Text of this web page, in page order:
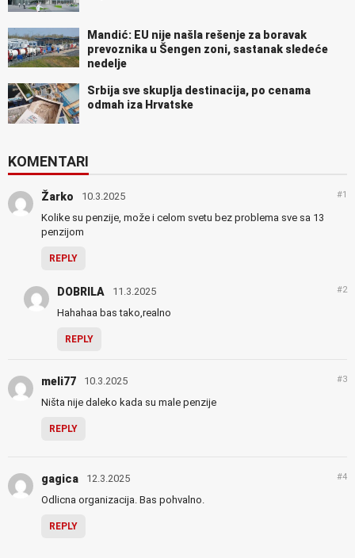
Mandić: EU nije našla rešenje za boravak
prevoznika u Šengen zoni, sastanak sledeće
nedelje
Srbija sve skuplja destinacija, po cenama
odmah iza Hrvatske
KOMENTARI
Žarko 10.3.2025 #1
Kolike su penzije, može i celom svetu bez problema sve sa 13
penzijom
REPLY
DOBRILA 11.3.2025 #2
Hahahaa bas tako,realno
REPLY
meli77 10.3.2025 #3
Ništa nije daleko kada su male penzije
REPLY
gagica 12.3.2025 #4
Odlicna organizacija. Bas pohvalno.
REPLY